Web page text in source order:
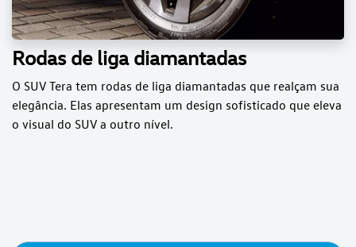
Rodas de liga diamantadas
O SUV Tera tem rodas de liga diamantadas que realçam sua
elegância. Elas apresentam um design sofisticado que eleva
o visual do SUV a outro nível.